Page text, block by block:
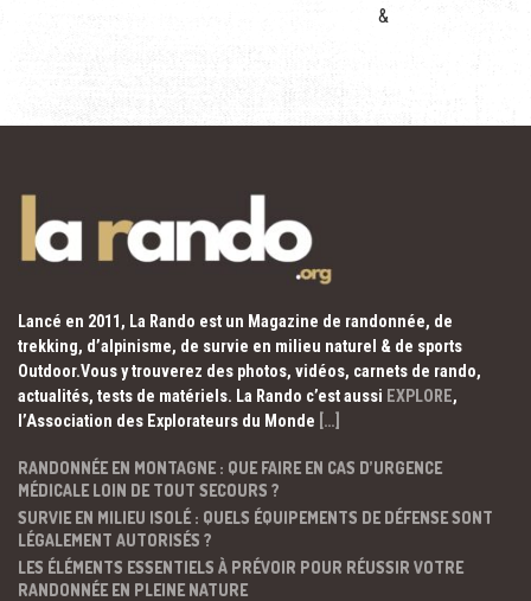
&
Lancé en 2011, La Rando est un Magazine de randonnée, de
trekking, d’alpinisme, de survie en milieu naturel & de sports
Outdoor.Vous y trouverez des photos, vidéos, carnets de rando,
actualités, tests de matériels. La Rando c’est aussi EXPLORE,
l’Association des Explorateurs du Monde […]
RANDONNÉE EN MONTAGNE : QUE FAIRE EN CAS D’URGENCE
MÉDICALE LOIN DE TOUT SECOURS ?
SURVIE EN MILIEU ISOLÉ : QUELS ÉQUIPEMENTS DE DÉFENSE SONT
LÉGALEMENT AUTORISÉS ?
LES ÉLÉMENTS ESSENTIELS À PRÉVOIR POUR RÉUSSIR VOTRE
RANDONNÉE EN PLEINE NATURE